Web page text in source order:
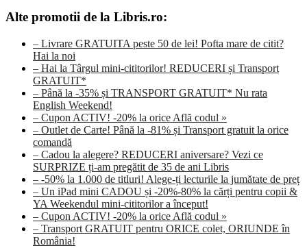
Alte promotii de la Libris.ro:
– Livrare GRATUITA peste 50 de lei! Pofta mare de citit?
Hai la noi
– Hai la Târgul mini-cititorilor! REDUCERI și Transport
GRATUIT*
– Până la -35% și TRANSPORT GRATUIT* Nu rata
English Weekend!
– Cupon ACTIV! -20% la orice Află codul »
– Outlet de Carte! Până la -81% și Transport gratuit la orice
comandă
– Cadou la alegere? REDUCERI aniversare? Vezi ce
SURPRIZE ți-am pregătit de 35 de ani Libris
– -50% la 1.000 de titluri! Alege-ți lecturile la jumătate de preț
– Un iPad mini CADOU și -20%-80% la cărți pentru copii &
YA Weekendul mini-cititorilor a început!
– Cupon ACTIV! -20% la orice Află codul »
– Transport GRATUIT pentru ORICE colet, ORIUNDE în
România!